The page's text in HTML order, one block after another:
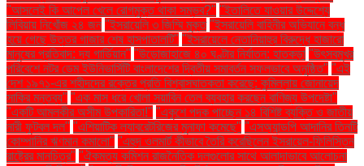
"আসলেই কি আপেল খেলে রোগমুক্ত থাকা সম্ভব?" "ইতালিতে যাওয়ার উদ্দেশ্যে
লিবিয়ায় নিখোঁজ ২৪ জন "ইসরায়েলি ৩ জিম্মি মুক্ত "ইসরায়েলি বাহিনীর অভিযানে বন্ধ
হয়ে গেছে উত্তর গাজার শেষ হাসপাতালটি" "ইসরায়েলে নেতানিয়াহুর বিরুদ্ধে হাজারো
মানুষের প্রতিবাদ: দ্য গার্ডিয়ান" "উড়োজাহাজে ৪০ ঘণ্টার নির্যাতন: হাতকড়া "উৎসবমুখর
পরিবেশে নটর ডেম ইউনিভার্সিটি বাংলাদেশের দ্বিতীয় সমাবর্তন সফলভাবে অনুষ্ঠিত" "এই
দেশ ১৯৭১-এর শহীদদের রক্তের প্রতি বিশ্বাসঘাতকতা করেছে: কুমিল্লায় জোনায়েদ
সাকির মন্তব্য" "এক মাস ধরে খোলা সয়াবিন তেল ব্যবহার করছেন বাণিজ্য উপদেষ্টা"
"একটি আমলকীর অসীম উপকারিতা!" "একুশে পদক পাচ্ছেন ১৪ বিশিষ্ট ব্যক্তি ও জাতীয়
নারী ফুটবল দল" "এশিয়াটিক ল্যাবরেটরিজের মুনাফা কমেছে" "এসঅ্যান্ডপি আদানির তিনটি
কোম্পানির ঋণমান কমালো" "এহুদ ওলমার্ট কীভাবে তৈরি করেছিলেন ইসরায়েল-ফিলিস্তিন
রাষ্ট্রের মানচিত্র" "ঐকমত্য কমিশন রাজনৈতিক দলগুলোর সাথে আলাদাভাবে আলোচনা